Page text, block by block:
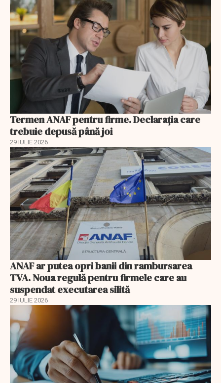
Termen ANAF pentru firme. Declarația care
trebuie depusă până joi
29 IULIE 2026
ANAF ar putea opri banii din rambursarea
TVA. Noua regulă pentru firmele care au
suspendat executarea silită
29 IULIE 2026